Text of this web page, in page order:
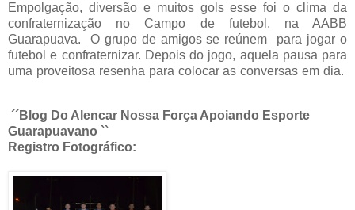
Empolgação, diversão e muitos gols esse foi o clima da
confraternização no Campo de futebol, na AABB
Guarapuava. O grupo de amigos se reúnem para jogar o
futebol e confraternizar. Depois do jogo, aquela pausa para
uma proveitosa resenha para colocar as conversas em dia.
´´Blog Do Alencar Nossa Força Apoiando Esporte
Guarapuavano ``
Registro Fotográfico: